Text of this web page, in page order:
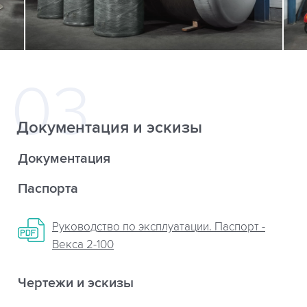
Документация и эскизы
Документация
Паспорта
Руководство по эксплуатации. Паспорт -
Векса 2-100
Чертежи и эскизы